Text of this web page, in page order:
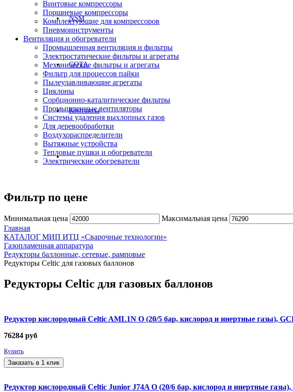
NSM
СОТА
Контакты
Винтовые компрессоры
Поршневые компрессоры
Комплектующие для компрессоров
Пневмоинструменты
Вентиляция и обогреватели
Промышленная вентиляция и фильтры
Электростатические фильтры и агрегаты
Механические фильтры и агрегаты
Фильтр для процессов пайки
Пылеулавливающие агрегаты
Циклоны
Сорбционно-каталитические фильтры
Промышленные вентиляторы
Системы удаления выхлопных газов
Для деревообработки
Воздухораспределители
Вытяжные устройства
Тепловые пушки и обогреватели
Электрические обогреватели
Фильтр по цене
Минимальная цена Максимальная цена
Главная
КАТАЛОГ МИП ИТЦ «Сварочные технологии»
Газопламенная аппаратура
Редукторы баллонные, сетевые, рамповые
Редукторы Celtic для газовых баллонов
Редукторы Celtic для газовых баллонов
Редуктор кислородный Celtic AML1N O (20/5 бар, кислород и инертные газы),
76284 руб
Купить
Заказать в 1 клик
Редуктор кислородный Celtic Junior J74A O (20/6 бар, кислород и инертные газы),